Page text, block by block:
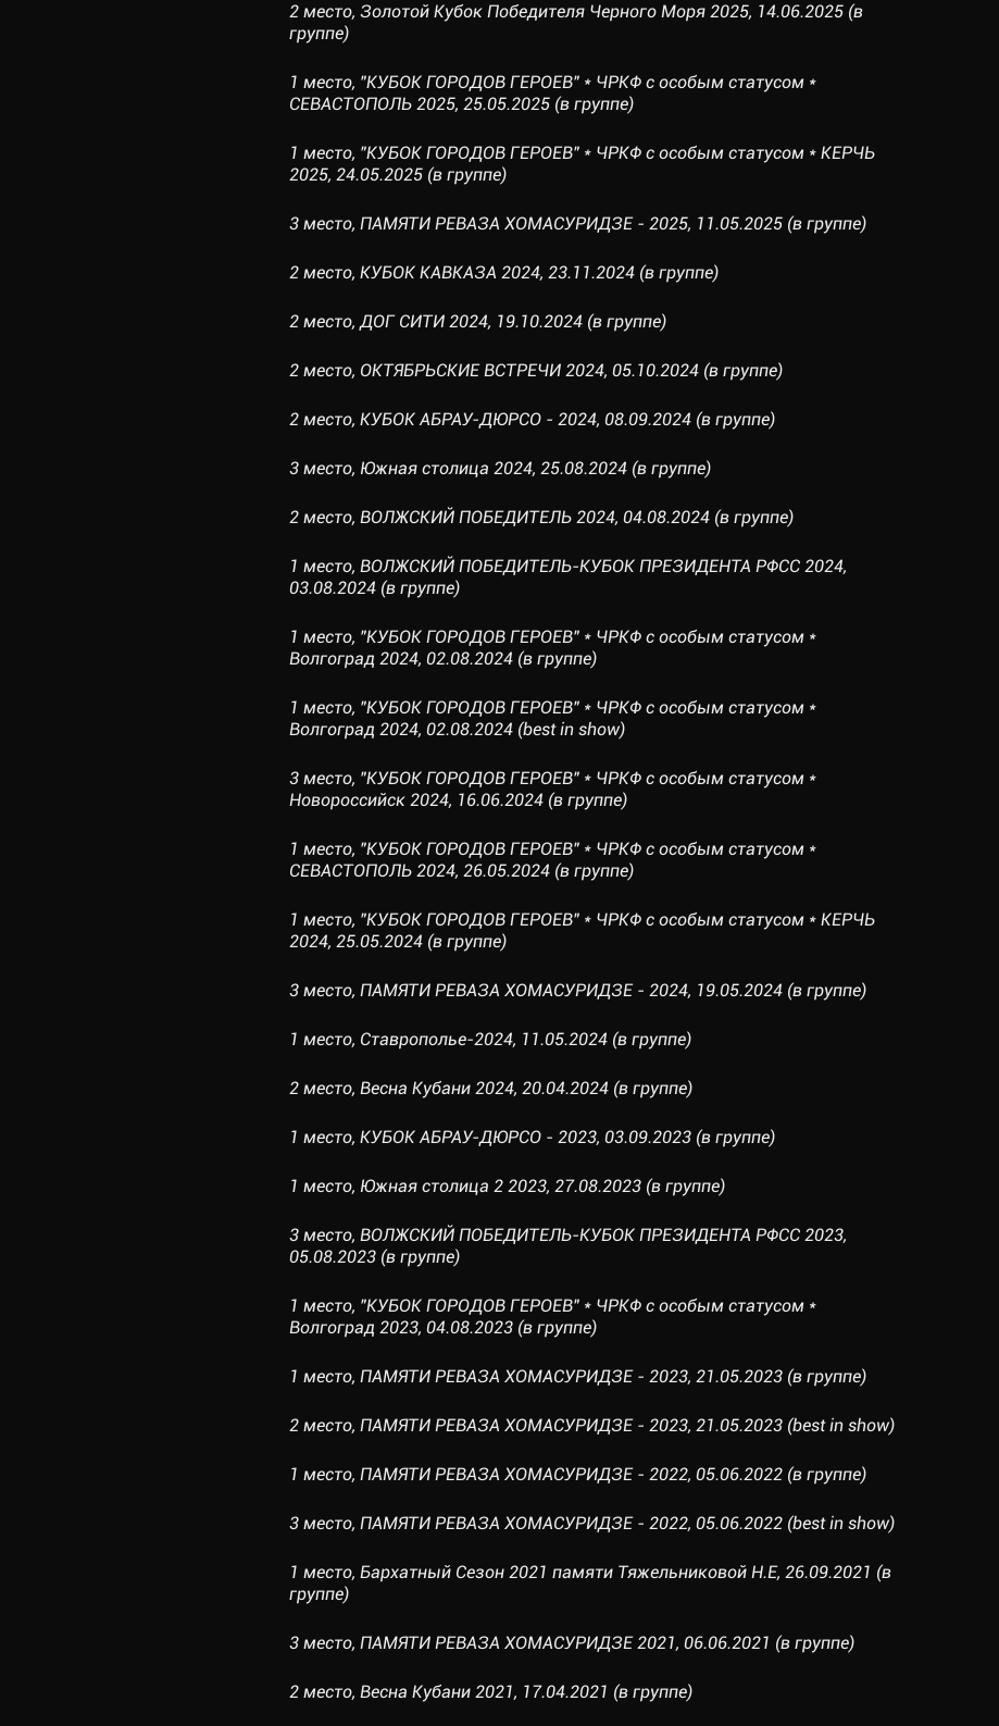
2 место, Золотой Кубок Победителя Черного Моря 2025, 14.06.2025 (в
группе)
1 место, "КУБОК ГОРОДОВ ГЕРОЕВ" * ЧРКФ с особым статусом *
СЕВАСТОПОЛЬ 2025, 25.05.2025 (в группе)
1 место, "КУБОК ГОРОДОВ ГЕРОЕВ" * ЧРКФ с особым статусом * КЕРЧЬ
2025, 24.05.2025 (в группе)
3 место, ПАМЯТИ РЕВАЗА ХОМАСУРИДЗЕ - 2025, 11.05.2025 (в группе)
2 место, КУБОК КАВКАЗА 2024, 23.11.2024 (в группе)
2 место, ДОГ СИТИ 2024, 19.10.2024 (в группе)
2 место, ОКТЯБРЬСКИЕ ВСТРЕЧИ 2024, 05.10.2024 (в группе)
2 место, КУБОК АБРАУ-ДЮРСО - 2024, 08.09.2024 (в группе)
3 место, Южная столица 2024, 25.08.2024 (в группе)
2 место, ВОЛЖСКИЙ ПОБЕДИТЕЛЬ 2024, 04.08.2024 (в группе)
1 место, ВОЛЖСКИЙ ПОБЕДИТЕЛЬ-КУБОК ПРЕЗИДЕНТА РФСС 2024,
03.08.2024 (в группе)
1 место, "КУБОК ГОРОДОВ ГЕРОЕВ" * ЧРКФ с особым статусом *
Волгоград 2024, 02.08.2024 (в группе)
1 место, "КУБОК ГОРОДОВ ГЕРОЕВ" * ЧРКФ с особым статусом *
Волгоград 2024, 02.08.2024 (best in show)
3 место, "КУБОК ГОРОДОВ ГЕРОЕВ" * ЧРКФ с особым статусом *
Новороссийск 2024, 16.06.2024 (в группе)
1 место, "КУБОК ГОРОДОВ ГЕРОЕВ" * ЧРКФ с особым статусом *
СЕВАСТОПОЛЬ 2024, 26.05.2024 (в группе)
1 место, "КУБОК ГОРОДОВ ГЕРОЕВ" * ЧРКФ с особым статусом * КЕРЧЬ
2024, 25.05.2024 (в группе)
3 место, ПАМЯТИ РЕВАЗА ХОМАСУРИДЗЕ - 2024, 19.05.2024 (в группе)
1 место, Ставрополье-2024, 11.05.2024 (в группе)
2 место, Весна Кубани 2024, 20.04.2024 (в группе)
1 место, КУБОК АБРАУ-ДЮРСО - 2023, 03.09.2023 (в группе)
1 место, Южная столица 2 2023, 27.08.2023 (в группе)
3 место, ВОЛЖСКИЙ ПОБЕДИТЕЛЬ-КУБОК ПРЕЗИДЕНТА РФСС 2023,
05.08.2023 (в группе)
1 место, "КУБОК ГОРОДОВ ГЕРОЕВ" * ЧРКФ с особым статусом *
Волгоград 2023, 04.08.2023 (в группе)
1 место, ПАМЯТИ РЕВАЗА ХОМАСУРИДЗЕ - 2023, 21.05.2023 (в группе)
2 место, ПАМЯТИ РЕВАЗА ХОМАСУРИДЗЕ - 2023, 21.05.2023 (best in show)
1 место, ПАМЯТИ РЕВАЗА ХОМАСУРИДЗЕ - 2022, 05.06.2022 (в группе)
3 место, ПАМЯТИ РЕВАЗА ХОМАСУРИДЗЕ - 2022, 05.06.2022 (best in show)
1 место, Бархатный Сезон 2021 памяти Тяжельниковой Н.Е, 26.09.2021 (в
группе)
3 место, ПАМЯТИ РЕВАЗА ХОМАСУРИДЗЕ 2021, 06.06.2021 (в группе)
2 место, Весна Кубани 2021, 17.04.2021 (в группе)